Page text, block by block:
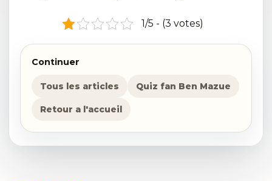
1/5 - (3 votes)
Continuer
Tous les articles Quiz fan Ben Mazue
Retour a l'accueil